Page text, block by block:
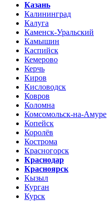
Казань
Калининград
Калуга
Каменск-Уральский
Камышин
Каспийск
Кемерово
Керчь
Киров
Кисловодск
Ковров
Коломна
Комсомольск-на-Амуре
Копейск
Королёв
Кострома
Красногорск
Краснодар
Красноярск
Кызыл
Курган
Курск